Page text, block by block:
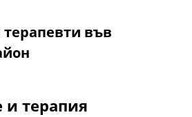
във
и терапия